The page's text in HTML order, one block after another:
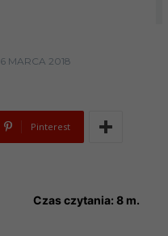
6 MARCA 2018
Pinterest
Czas czytania: 8 m.